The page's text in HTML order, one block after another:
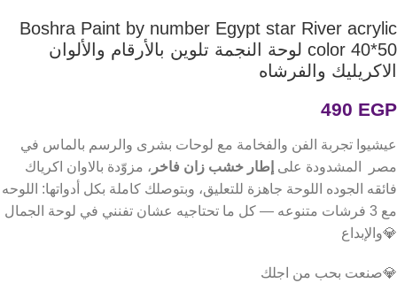
Boshra Paint by number Egypt star River acrylic
color 40*50 لوحة النجمة تلوين بالأرقام والألوان
الاكريليك والفرشاه
490 EGP
عيشيوا تجربة الفن والفخامة مع لوحات بشرى والرسم بالماس في
مصر المشدودة على إطار خشب زان فاخر ، مزوّدة بالاوان اكرياك
فائقه الجوده اللوحة جاهزة للتعليق، وبتوصلك كاملة بكل أدواتها: اللوحه
مع 3 فرشات متنوعه — كل ما تحتاجيه عشان تفنني في لوحة الجمال
💎والإبداع
💎صنعت بحب من اجلك